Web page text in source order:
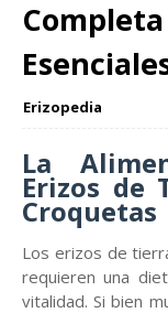
Erizopedia
La
Erizos de
Croquetas
Los erizos de
requieren una
vitalidad. Si bien